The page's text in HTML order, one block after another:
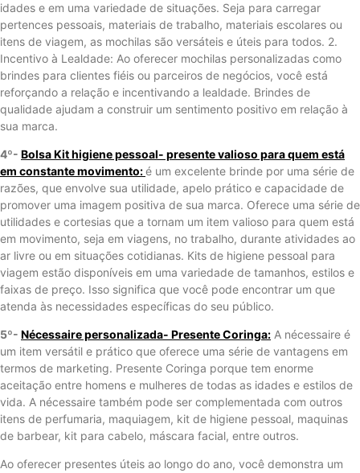
idades e em uma variedade de situações. Seja para carregar
pertences pessoais, materiais de trabalho, materiais escolares ou
itens de viagem, as mochilas são versáteis e úteis para todos. 2.
Incentivo à Lealdade: Ao oferecer mochilas personalizadas como
brindes para clientes fiéis ou parceiros de negócios, você está
reforçando a relação e incentivando a lealdade. Brindes de
qualidade ajudam a construir um sentimento positivo em relação à
sua marca.
4º- Bolsa Kit higiene pessoal- presente valioso para quem está
em constante movimento:é um excelente brinde por uma série de
razões, que envolve sua utilidade, apelo prático e capacidade de
promover uma imagem positiva de sua marca. Oferece uma série de
utilidades e cortesias que a tornam um item valioso para quem está
em movimento, seja em viagens, no trabalho, durante atividades ao
ar livre ou em situações cotidianas. Kits de higiene pessoal para
viagem estão disponíveis em uma variedade de tamanhos, estilos e
faixas de preço. Isso significa que você pode encontrar um que
atenda às necessidades específicas do seu público.
5º- Nécessaire personalizada- Presente Coringa: A nécessaire é
um item versátil e prático que oferece uma série de vantagens em
termos de marketing. Presente Coringa porque tem enorme
aceitação entre homens e mulheres de todas as idades e estilos de
vida. A nécessaire também pode ser complementada com outros
itens de perfumaria, maquiagem, kit de higiene pessoal, maquinas
de barbear, kit para cabelo, máscara facial, entre outros.
Ao oferecer presentes úteis ao longo do ano, você demonstra um